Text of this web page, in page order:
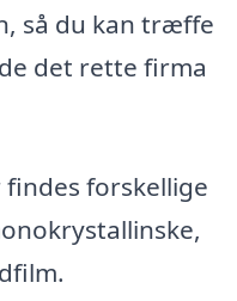
så du kan træffe
det rette firma
findes forskellige